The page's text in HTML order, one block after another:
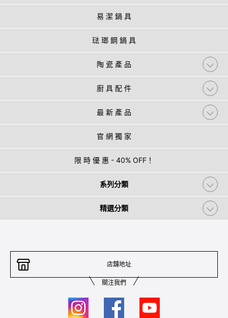
易 潔 鍋 具
琺 瑯 鋼 鍋 具
陶 瓷 產 品
廚 具 配 件
最 新 產 品
官 網 獨 家
限 時 優 惠 - 40% OFF！
系列分類
精選分類
店舖地址
關注我們